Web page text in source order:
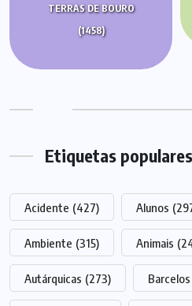
TERRAS DE BOURO
(1458)
Etiquetas populares
Acidente (427) Alunos
Ambiente (315) Animais
Autárquicas (273) Barcelos